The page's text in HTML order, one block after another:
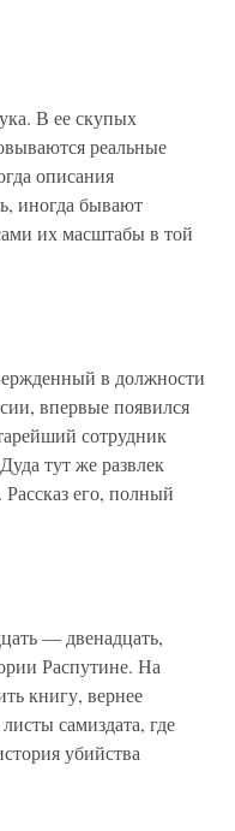
В ее скупых
реальные
описания
иногда бывают
их масштабы в той
в должности
впервые появился
сотрудник
тут же развлек
его, полный
— двенадцать,
Распутине. На
книгу, вернее
самиздата, где
убийства